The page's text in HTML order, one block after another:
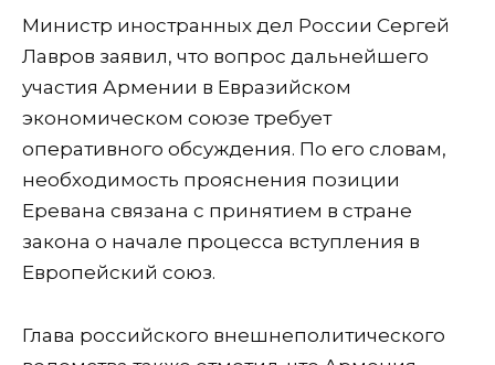
Министр иностранных дел России Сергей
Лавров заявил, что вопрос дальнейшего
участия Армении в Евразийском
экономическом союзе требует
оперативного обсуждения. По его словам,
необходимость прояснения позиции
Еревана связана с принятием в стране
закона о начале процесса вступления в
Европейский союз.
Глава российского внешнеполитического